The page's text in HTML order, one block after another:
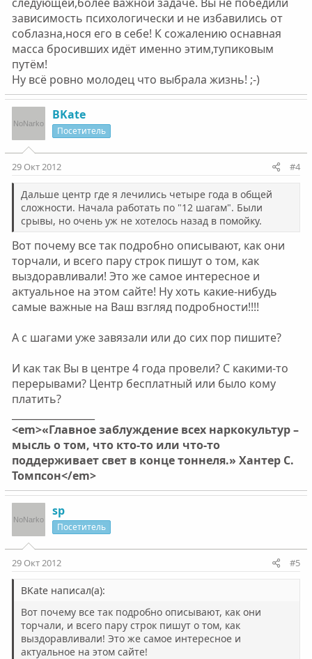
зависимость психологически и не избавились от
соблазна,нося его в себе! К сожалению оснавная
масса бросивших идёт именно этим,тупиковым
путём!
Ну всё ровно молодец что выбрала жизнь! ;-)
BKate
Посетитель
29 Окт 2012 #4
Дальше центр где я лечились четыре года в общей
сложности. Начала работать по "12 шагам". Были
срывы, но очень уж не хотелось назад в помойку.
Вот почему все так подробно описывают, как они
торчали, и всего пару строк пишут о том, как
выздоравливали! Это же самое интересное и
актуальное на этом сайте! Ну хоть какие-нибудь
самые важные на Ваш взгляд подробности!!!!
А с шагами уже завязали или до сих пор пишите?
И как так Вы в центре 4 года провели? С какими-то
перерывами? Центр бесплатный или было кому
платить?
<em>«Главное заблуждение всех наркокультур –
мысль о том, что кто-то или что-то
поддерживает свет в конце тоннеля.» Хантер С.
Томпсон</em>
sp
Посетитель
29 Окт 2012 #5
BKate написал(а):
Вот почему все так подробно описывают, как они
торчали, и всего пару строк пишут о том, как
выздоравливали! Это же самое интересное и
актуальное на этом сайте!